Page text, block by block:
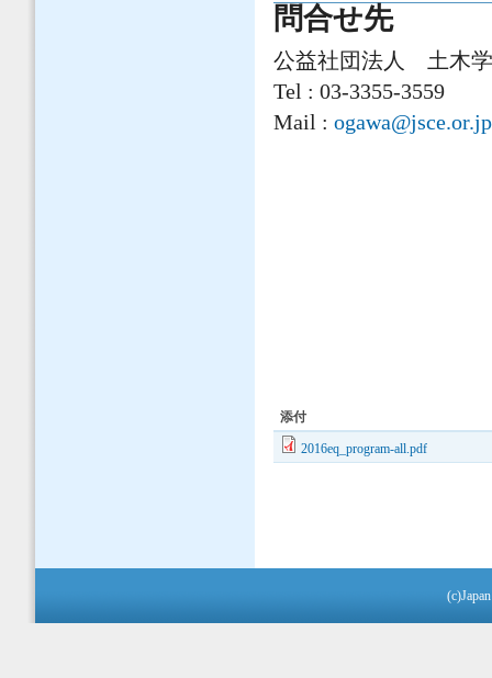
問合せ先
公益社団法人 土木
Tel : 03-3355-3559
Mail : ogawa@jsce.or.jp
添付
2016eq_program-all.pdf